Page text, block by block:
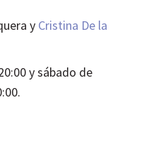
y Cristina De la
y sábado de